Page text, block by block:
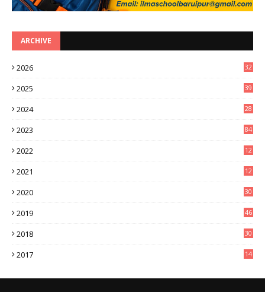
ARCHIVE
2026
32
2025
39
2024
28
2023 84
2022
12
2021
12
2020
30
2019
46
2018
30
2017
14